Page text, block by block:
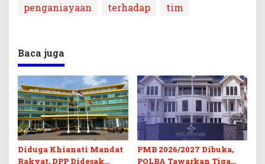
penganiayaan
terhadap tim
Baca juga
Diduga Khianati Mandat
Rakyat, DPP Didesak
PMB 2026/2027 Dibuka,
POLBA Tawarkan Tiga